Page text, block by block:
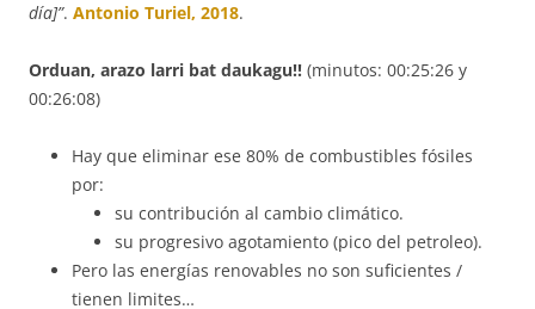
día]”. Antonio Turiel, 2018.
Orduan, arazo larri bat daukagu!! (minutos: 00:25:26 y
00:26:08)
Hay que eliminar ese 80% de combustibles fósiles
por:
su contribución al cambio climático.
su progresivo agotamiento (pico del petroleo).
Pero las energías renovables no son suficientes /
tienen limites…